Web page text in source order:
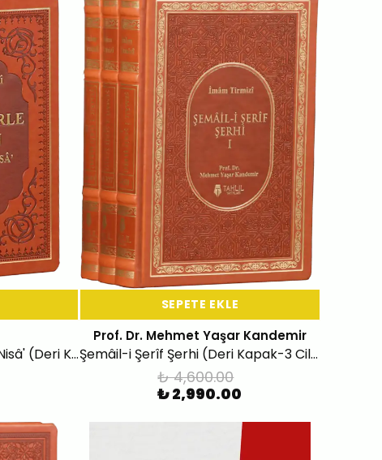
Hadislerle Kadın İşretü'n-Nisâ' (Deri Kapak-2 Cilt)
SEPETE EKLE
Prof. Dr. Mehmet Yaşar Kandemir
Şemâil-i Şerîf Şerhi (Deri Kapak-3 Cilt )
₺ 4,600.00
₺ 2,990.00